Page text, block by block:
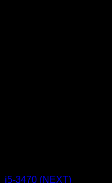
i5-3470 (NEXT)